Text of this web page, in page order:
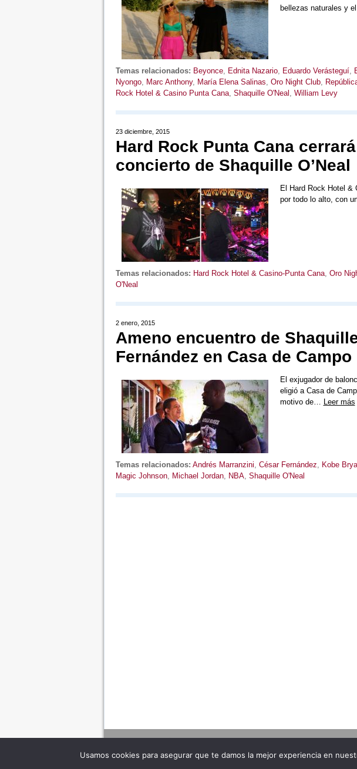
bellezas naturales y
Temas relacionados: Beyonce, Ednita Nazario, Eduardo Verásteguí,
Nyongo, Marc Anthony, María Elena Salinas, Oro Night Club,
Rock Hotel & Casino Punta Cana, Shaquille O'Neal , William Levy
23 diciembre, 2015
Hard Rock Punta Cana
concierto de Shaquille O’Neal
El Hard Rock Hotel &
por todo lo alto, con
Temas relacionados: Hard Rock Hotel & Casino-Punta Cana, Oro
O'Neal
2 enero, 2015
Ameno encuentro de
Fernández en Casa de Campo
El exjugador de
eligió a Casa de
motivo de… Leer más
Temas relacionados: Andrés Marranzini, César Fernández, Kobe
Magic Johnson, Michael Jordan, NBA, Shaquille O'Neal
Usamos cookies para asegurar que te damos la mejor experiencia en